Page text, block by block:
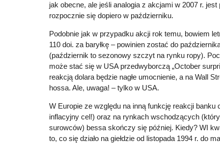
jak obecne, ale jeśli analogia z akcjami w 2007 r.
rozpocznie się dopiero w październiku.
Podobnie jak w przypadku akcji rok temu, bowiem
110 doi. za baryłkę – powinien zostać do
(październik to sezonowy szczyt na rynku ropy).
może stać się w USA przedwyborczą „October
reakcją dolara będzie nagłe umocnienie, a na Wall
hossa. Ale, uwaga! – tylko w USA.
W Europie ze względu na inną funkcję reakcji banku
inflacyjny cel!) oraz na rynkach wschodzących
surowców) bessa skończy się później. Kiedy? WI
to, co się działo na giełdzie od listopada 1994 r. do